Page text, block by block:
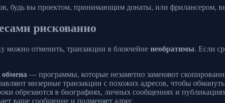
будь вы проектом, принимающим донаты, или фрилансером,
рискованно
можно отменить, транзакции в блокчейне необратимы. Если
— программы, которые незаметно заменяют
мизерные транзакции с похожих адресов, чтобы обмануть
обрезаются в биографиях, личных сообщениях и
ваше сообщение и подменяет адрес